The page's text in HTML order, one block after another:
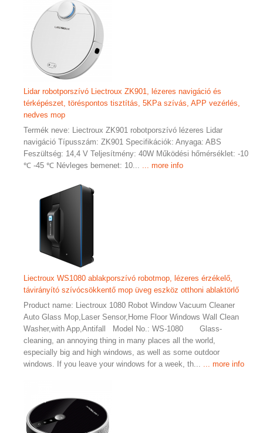
Lidar robotporszívó Liectroux ZK901, lézeres navigáció és
térképészet, töréspontos tisztítás, 5KPa szívás, APP vezérlés,
nedves mop
Termék neve: Liectroux ZK901 robotporszívó lézeres Lidar
navigáció Típusszám: ZK901 Specifikációk: Anyaga: ABS
Feszültség: 14,4 V Teljesítmény: 40W Működési hőmérséklet: -10
℃ -45 ℃ Névleges bemenet: 10...
... more info
Liectroux WS1080 ablakporszívó robotmop, lézeres érzékelő,
távirányító szívócsökkentő mop üveg eszköz otthoni ablaktörlő
Product name: Liectroux 1080 Robot Window Vacuum Cleaner
Auto Glass Mop,Laser Sensor,Home Floor Windows Wall Clean
Washer,with App,Antifall Model No.: WS-1080 Glass-
cleaning, an annoying thing in many places all the world,
especially big and high windows, as well as some outdoor
windows. If you leave your windows for a week, th...
... more info